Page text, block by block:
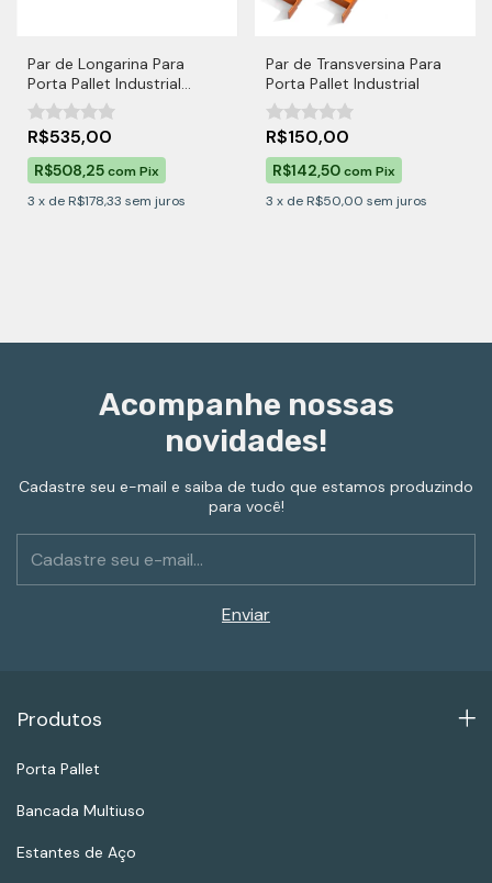
Par de Longarina Para
Porta Pallet Industrial
2000kg por Nível
R$535,00
R$508,25comPix
3 x de R$178,33 sem juros
Par de Transversina Para
Porta Pallet Industrial
R$150,00
R$142,50com Pix
3 x de R$50,00 sem juros
Acompanhe nossas
novidades!
Cadastre seu e-mail e saiba de tudo que estamos produzindo
para você!
Produtos
Porta Pallet
Bancada Multiuso
Estantes de Aço